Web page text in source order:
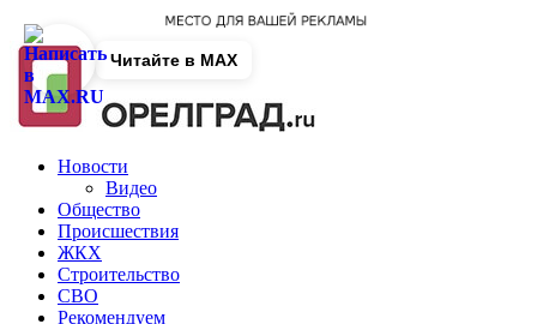
Новости
Видео
Общество
Происшествия
ЖКХ
Строительство
СВО
Рекомендуем
Читайте в MAX